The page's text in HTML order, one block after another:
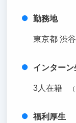
勤務地
東京都 渋
インターン
3人在籍
福利厚生